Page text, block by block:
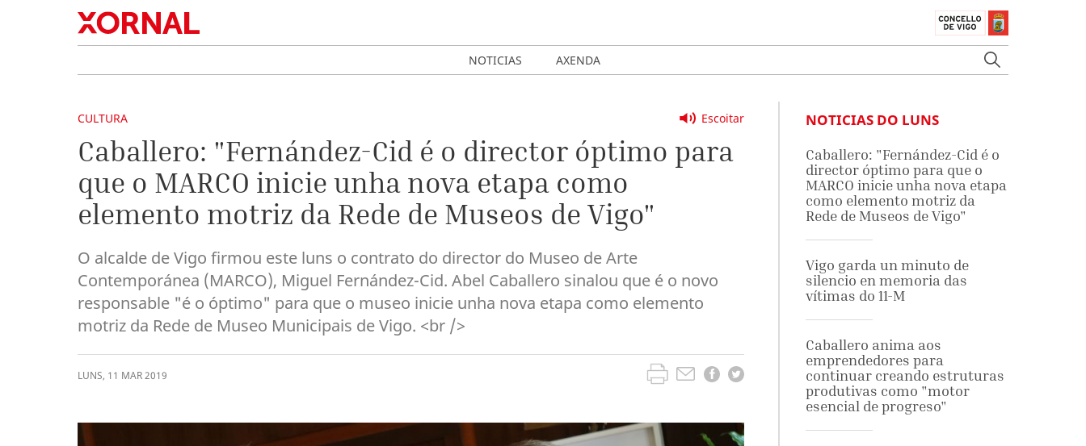
NOTICIAS AXENDA
Escoitar
CULTURA
Caballero: "Fernández-Cid é o director óptimo para
que o MARCO inicie unha nova etapa como
elemento motriz da Rede de Museos de Vigo"
O alcalde de Vigo firmou este luns o contrato do director do Museo de Arte
Contemporánea (MARCO), Miguel Fernández-Cid. Abel Caballero sinalou que é o novo
responsable "é o óptimo" para que o museo inicie unha nova etapa como elemento
motriz da Rede de Museo Municipais de Vigo. <br />
LUNS, 11 MAR2019
NOTICIAS DO LUNS
Caballero: "Fernández-Cid é o
director óptimo para que o
MARCO inicie unha nova etapa
como elemento motriz da
Rede de Museos de Vigo"
Vigo garda un minuto de
silencio en memoria das
vítimas do 11-M
Caballero anima aos
emprendedores para
continuar creando estruturas
produtivas como "motor
esencial de progreso"